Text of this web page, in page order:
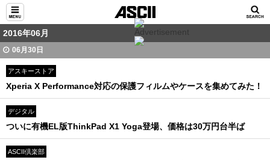
2016年06月
06月30日
アスキーストア
Xperia X Performance対応の保護フィルムやケースを集めてみた！
デジタル
ついに有機EL版ThinkPad X1 Yoga登場、価格は30万円台半ば
ASCII倶楽部